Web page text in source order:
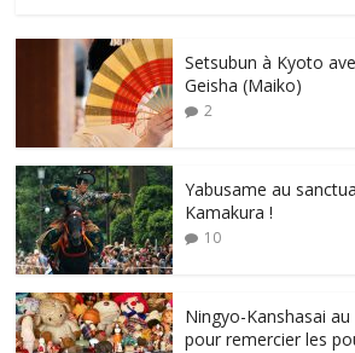
Setsubun à Kyoto
Geisha (Maiko)
2
Yabusame au
Kamakura !
10
Ningyo-Kanshasai
pour remercier les